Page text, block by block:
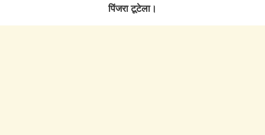
पिंजरा टूटेला।